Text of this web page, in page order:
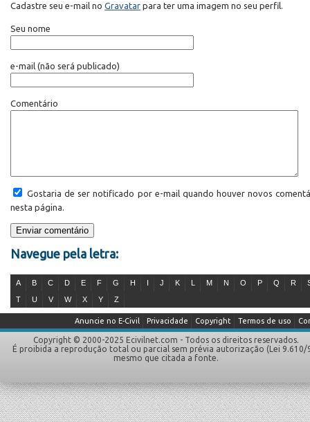
Cadastre seu e-mail no Gravatar para ter uma imagem no seu perfil.
Seu nome
e-mail (não será publicado)
Comentário
Gostaria de ser notificado por e-mail quando houver novos
nesta página.
Navegue pela letra:
A B C D E F G H J K M N O P Q R
T
U V W X Y Z
Termos de uso
Copyright
Privacidade
Anuncie no E-Civil
Copyright © 2000-2025 Ecivilnet.com - Todos os direitos reservados.
É proibida a reprodução total ou parcial sem prévia autorização (Lei 9.610/
mesmo que citada a fonte.